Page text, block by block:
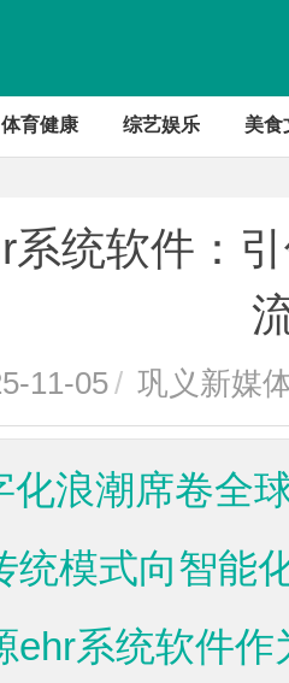
体育健康 综艺娱乐 美食
系统软件：
11-05/ 巩义新媒
化浪潮席卷全
统模式向智能
ehr系统软件